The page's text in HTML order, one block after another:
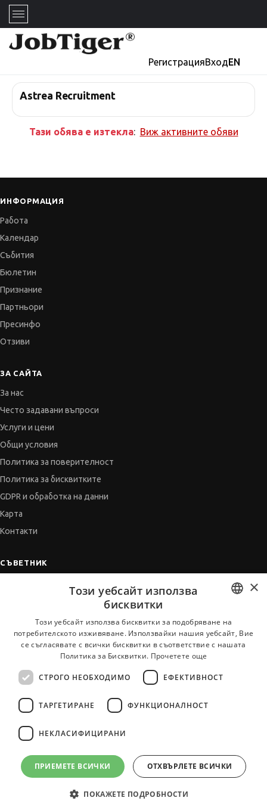
РегистрацияВходEN
Astrea Recruitment
Тази обява е изтекла: Виж активните обяви
ИНФОРМАЦИЯ
Работа
Календар
Събития
Бюлетин
Признание
Партньори
Пресинфо
Отзиви
ЗА САЙТА
За нас
Често задавани въпроси
Услуги и цени
Общи условия
Политика за поверителност
Политика за бисквитките
GDPR и обработка на данни
Карта
Контакти
СЪВЕТНИК
Когато получим оферта
Vihra AI
За новодошли
Всички услуги на JobTiger
© 2000-2026 JobTiger. Всички права запазени.
BULGARIAN
ENGLISH
×
Този уебсайт използва
бисквитки
Този уебсайт използва бисквитки за подобряване на
потребителското изживяване. Използвайки нашия уебсайт, Вие
се съгласявате с всички бисквитки в съответствие с нашата
Политика за Бисквитки. Прочетете още
СТРОГО НЕОБХОДИМО ЕФЕКТИВНОСТ
ТАРГЕТИРАНЕ ФУНКЦИОНАЛНОСТ
НЕКЛАСИФИЦИРАНИ
ПРИЕМЕТЕ ВСИЧКИ ОТХВЪРЛЕТЕ ВСИЧКИ
ПОКАЖЕТЕ ПОДРОБНОСТИ